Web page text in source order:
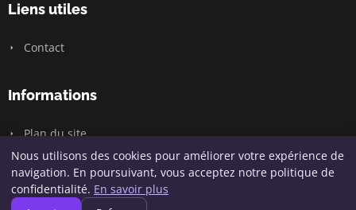
Liens utiles
Contact
Informations
Plan du site
© 2026 Geeksunite.net. Tous droits réservés.
Nous utilisons des cookies pour améliorer votre expérience de
navigation. En poursuivant, vous acceptez notre politique de
confidentialité. En savoir plus